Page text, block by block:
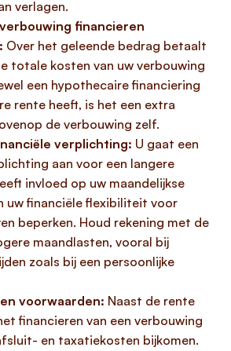
verlagen.
financieren
Over het geleende bedrag betaalt
totale kosten van uw verbouwing
een hypothecaire financiering
rente heeft, is het een extra
de verbouwing zelf.
verplichting: U gaat een
aan voor een langere
invloed op uw maandelijkse
uw financiële flexibiliteit voor
beperken. Houd rekening met de
maandlasten, vooral bij
zoals bij een persoonlijke
voorwaarden: Naast de rente
financieren van een verbouwing
en taxatiekosten bijkomen.